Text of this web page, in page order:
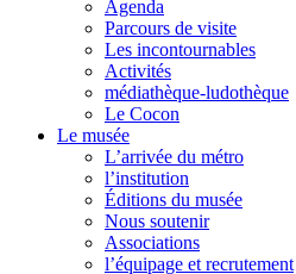
Agenda
Parcours de visite
Les incontournables
Activités
médiathèque-ludothèque
Le Cocon
Le musée
L’arrivée du métro
l’institution
Éditions du musée
Nous soutenir
Associations
l’équipage et recrutement